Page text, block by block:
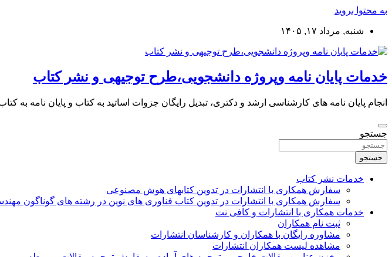
به محتوا بروید
شنبه, مرداد ۱۷, ۱۴۰۵
خدمات پایان نامه وپروژه دانشجویی،طرح توجیهی و نشر کتاب
انجام پایان نامه های کارشناسی ارشد و دکتری، تبدیل رایگان جزوات اساتید به کتاب و پایان
جستجو
جستجو
خدمات نشر کتاب
سفارش همکاری با انتشارات در تدوین کتابهای هوش مصنوعی
سفارش همکاری با انتشارات در تدوین کتاب فناوری های نوین در رشته های گوناگون
خدمات همکاری با انتشارات و کافی نت
ثبت نام همکاران
مشاوره رایگان با همکاران و کارشناسان انتشارات
مشاهده لیست همکاران انتشارات